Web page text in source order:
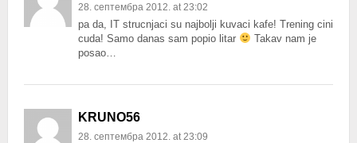
28. септембра 2012. at 23:02
pa da, IT strucnjaci su najbolji kuvaci kafe! Trening cini
cuda! Samo danas sam popio litar
Takav nam je
posao…
KRUNO56
28. септембра 2012. at 23:09